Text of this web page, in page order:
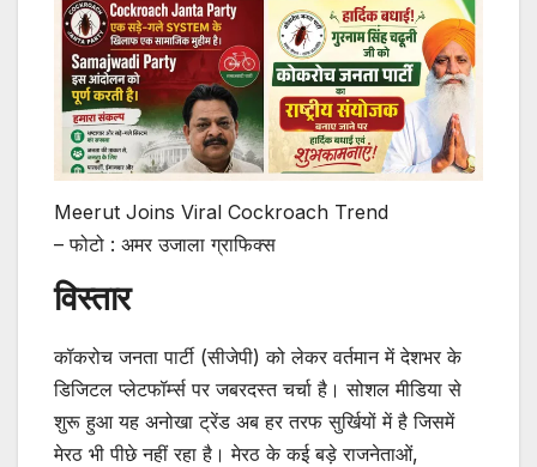
Meerut Joins Viral Cockroach Trend
– फोटो : अमर उजाला ग्राफिक्स
विस्तार
कॉकरोच जनता पार्टी (सीजेपी) को लेकर वर्तमान में देशभर के
डिजिटल प्लेटफॉर्म्स पर जबरदस्त चर्चा है। सोशल मीडिया से
शुरू हुआ यह अनोखा ट्रेंड अब हर तरफ सुर्खियों में है जिसमें
मेरठ भी पीछे नहीं रहा है। मेरठ के कई बड़े राजनेताओं,